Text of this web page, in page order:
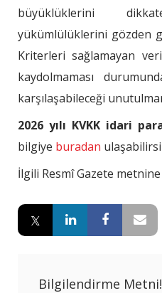
büyüklüklerini
yükümlülüklerini gözden
Kriterleri sağlamayan veri
kaydolmaması
karşılaşabileceği
2026 yılı KVKK idari
bilgiye buradan
İlgili Resmî Gazete metnine
Bilgilendirme Metni!